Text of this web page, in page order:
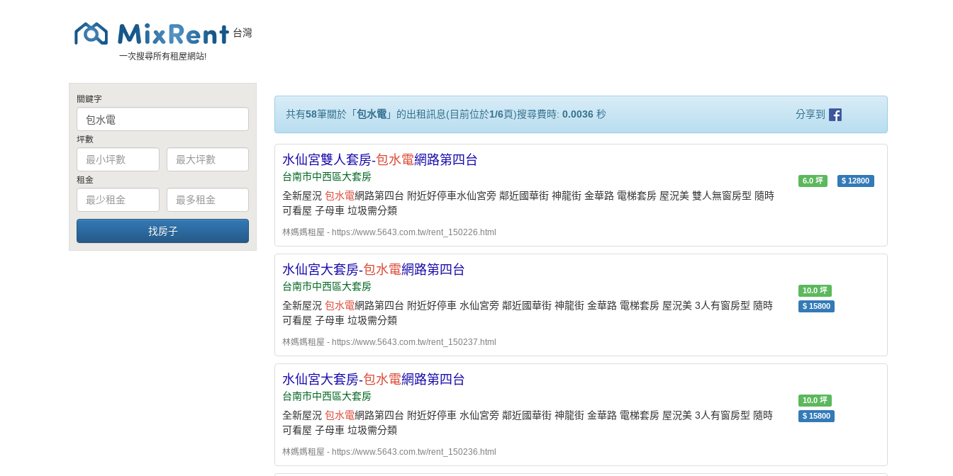
台灣
一次搜尋所有租屋網站!
關鍵字
坪數
租金
共有58筆關於「 包水電」的出租訊息(目前位於1/6頁)搜尋費時: 0.0036 秒 分享到
水仙宮雙人套房-包水電網路第四台
6.0坪 $12800
台南市中西區大套房
全新屋況 包水電網路第四台 附近好停車水仙宮旁 鄰近國華街 神龍街 金華路 電梯套房 屋況美 雙人無窗房型 隨時
可看屋 子母車 垃圾需分類
林媽媽租屋 - https://www.5643.com.tw/rent_150226.html
水仙宮大套房-包水電網路第四台
10.0坪
$ 15800
台南市中西區大套房
全新屋況 包水電網路第四台 附近好停車 水仙宮旁 鄰近國華街 神龍街 金華路 電梯套房 屋況美 3人有窗房型 隨時
可看屋 子母車 垃圾需分類
林媽媽租屋 - https://www.5643.com.tw/rent_150237.html
水仙宮大套房-包水電網路第四台
10.0坪
$ 15800
台南市中西區大套房
全新屋況 包水電網路第四台 附近好停車 水仙宮旁 鄰近國華街 神龍街 金華路 電梯套房 屋況美 3人有窗房型 隨時
可看屋 子母車 垃圾需分類
林媽媽租屋 - https://www.5643.com.tw/rent_150236.html